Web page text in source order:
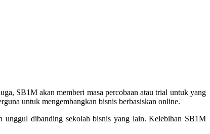
SB1M akan memberi masa percobaan atau trial untuk yang
untuk mengembangkan bisnis berbasiskan online.
unggul dibanding sekolah bisnis yang lain. Kelebihan SB1M